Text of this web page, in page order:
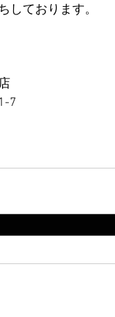
しております。
7